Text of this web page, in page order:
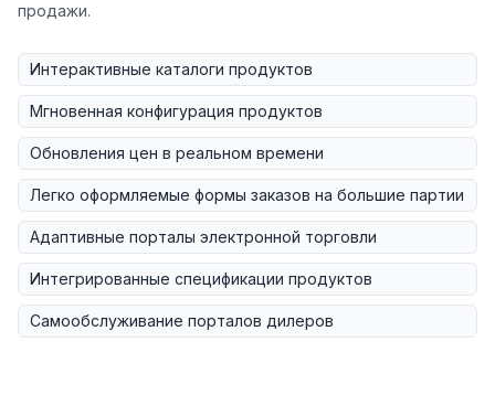
продажи.
Интерактивные каталоги продуктов
Мгновенная конфигурация продуктов
Обновления цен в реальном времени
Легко оформляемые формы заказов на большие партии
Адаптивные порталы электронной торговли
Интегрированные спецификации продуктов
Самообслуживание порталов дилеров